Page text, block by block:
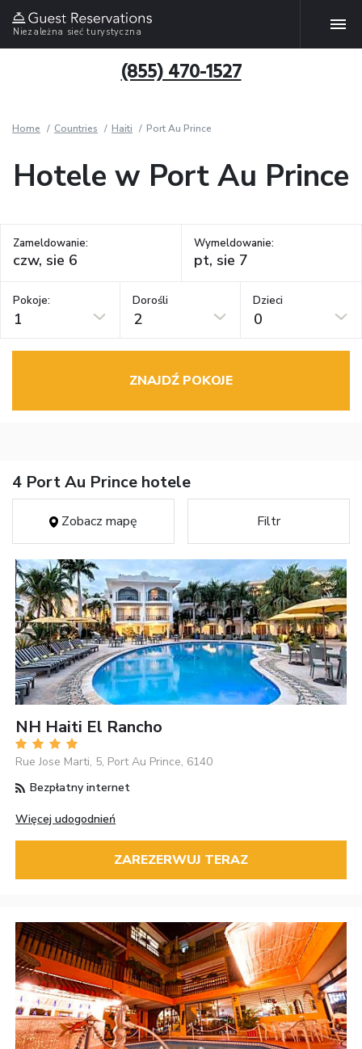
Niezależna sieć turystyczna
(855) 470-1527
Home Countries Haiti Port Au Prince
Hotele w Port Au Prince
Zameldowanie: Wymeldowanie:
Pokoje:
1
Dorośli
2
Dzieci
0
ZNAJDŹ POKOJE
4 Port Au Prince hotele
Zobacz mapę Filtr
NH Haiti El Rancho
Rue Jose Marti, 5, Port Au Prince, 6140
Bezpłatny internet
Więcej udogodnień
ZAREZERWUJ TERAZ